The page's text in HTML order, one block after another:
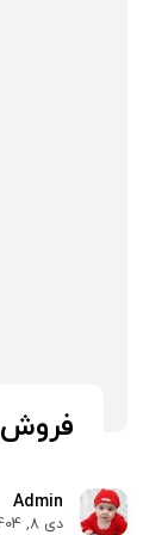
Admin
دی 8, 1404